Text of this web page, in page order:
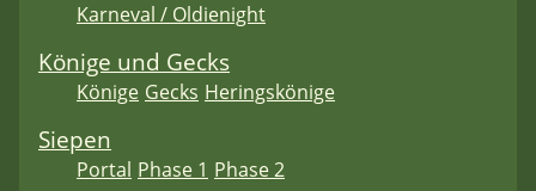
Karneval / Oldienight
Könige und Gecks
Könige Gecks Heringskönige
Siepen
Portal Phase 1 Phase 2